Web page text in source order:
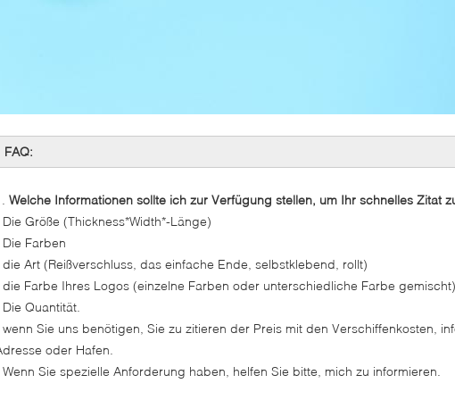
FAQ:
Welche Informationen sollte ich zur Verfügung stellen, um Ihr schnelles Zitat
Die Größe (Thickness*Width*-Länge)
Die Farben
die Art (Reißverschluss, das einfache Ende, selbstklebend, rollt)
die Farbe Ihres Logos (einzelne Farben oder unterschiedliche Farbe gemischt)
Quantität.
wenn Sie uns benötigen, Sie zu zitieren der Preis mit den Verschiffenkosten,
oder Hafen.
Wenn Sie spezielle Anforderung haben, helfen Sie bitte, mich zu informieren.